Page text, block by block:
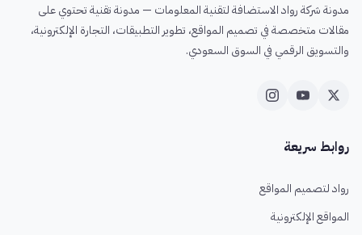
مدونة شركة رواد الاستضافة لتقنية المعلومات — مدونة تقنية تحتوي على
مقالات متخصصة في تصميم المواقع، تطوير التطبيقات، التجارة الإلكترونية،
والتسويق الرقمي في السوق السعودي.
روابط سريعة
رواد لتصميم المواقع
المواقع الإلكترونية